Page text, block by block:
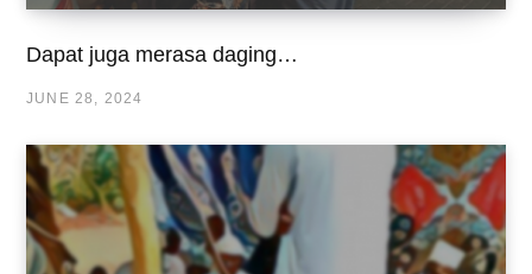
Dapat juga merasa daging…
JUNE 28, 2024